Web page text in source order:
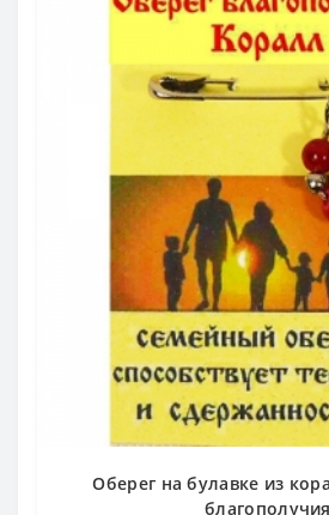
Оберег на булавке из
благополучия